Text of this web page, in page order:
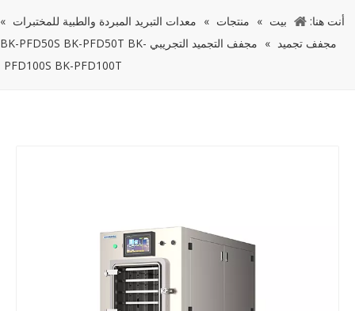
20240510
أنت هنا: بيت » منتجات » معدات التبريد المبردة والطبية للمختبرات »
مجفف تجميد »
مجفف التجميد التجريبي BK-PFD50S BK-PFD50T BK-
PFD100S BK-PFD100T